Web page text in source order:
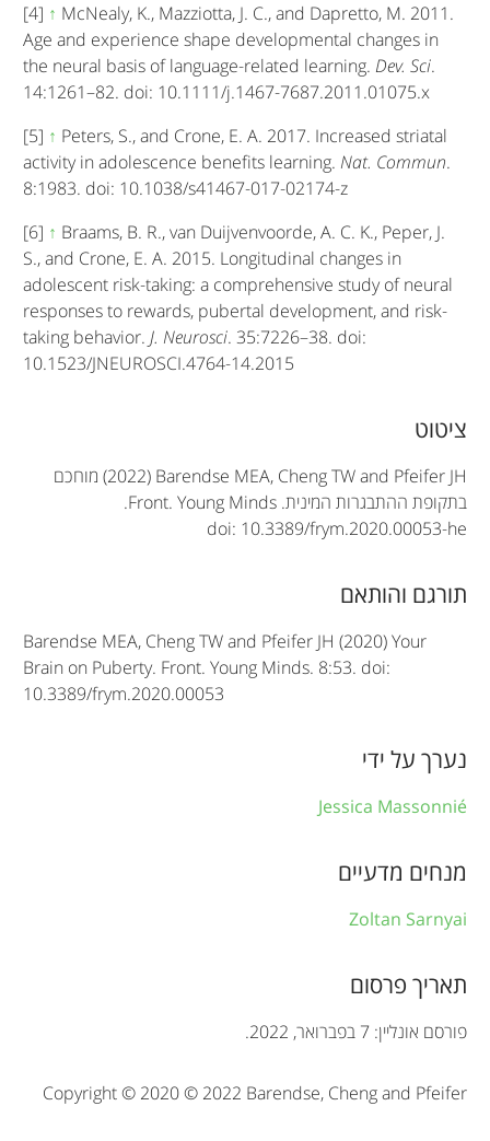
[4] ↑ McNealy, K., Mazziotta, J. C., and Dapretto, M. 2011.
Age and experience shape developmental changes in
the neural basis of language-related learning.Dev. Sci.
14:1261–82. doi: 10.1111/j.1467-7687.2011.01075.x
[5] ↑ Peters, S., and Crone, E. A. 2017. Increased striatal
activity in adolescence benefits learning.Nat. Commun.
8:1983. doi: 10.1038/s41467-017-02174-z
[6] ↑ Braams, B. R., van Duijvenvoorde, A. C. K., Peper, J.
S., and Crone, E. A. 2015. Longitudinal changes in
adolescent risk-taking: a comprehensive study of neural
responses to rewards, pubertal development, and risk-
taking behavior.J. Neurosci. 35:7226–38. doi:
10.1523/JNEUROSCI.4764-14.2015
A
r
t
i
c
n
o
r
t
i
n
ציטוט
(2022) Barendse MEA, Cheng TW and Pfeifer JHמוחכם
בתקופת ההתבגרות המינית. Front. Young Minds
.
doi: 10.3389/frym.2020.00053-he
תורגם והותאם
Barendse MEA, Cheng TW and Pfeifer JH (2020) Your
Brain on Puberty. Front. Young Minds. 8:53. doi:
10.3389/frym.2020.00053
נערך על ידי
Jessica Massonnié
מנחים מדעיים
Zoltan Sarnyai
תאריך פרסום
פורסם אונליין: 7 בפברואר, 2022.
Copyright © 2020 © 2022 Barendse, Cheng and Pfeifer